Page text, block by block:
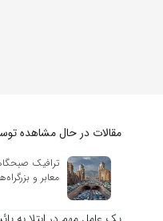
مقالات در حال مشاهده
ترافیک
معابر و